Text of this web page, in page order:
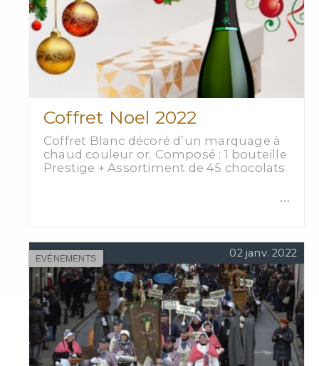
Coffret Noel 2022
Coffret Blanc décoré d’un marquage à
chaud couleur or. Composé : 1 bouteille
Prestige + Assortiment de 45 chocolats
…
EVÉNEMENTS 02 janv. 2022